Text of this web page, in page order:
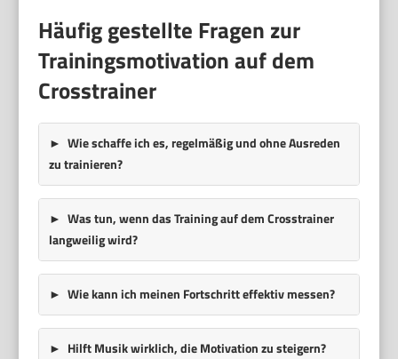
Häufig gestellte Fragen zur
Trainingsmotivation auf dem
Crosstrainer
Wie schaffe ich es, regelmäßig und ohne Ausreden
zu trainieren?
Was tun, wenn das Training auf dem Crosstrainer
langweilig wird?
Wie kann ich meinen Fortschritt effektiv messen?
Hilft Musik wirklich, die Motivation zu steigern?